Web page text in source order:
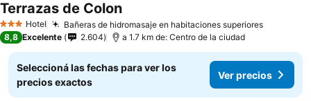
3 Estrellas
Hotel Bañeras de hidromasaje en habitaciones superioresVer
Terrazas de ColonVer precios
8,8 Excelente 2.604 a 1.7 km de: Centro de la ciudad
Seleccioná las fechas para ver los
precios exactos
Ver precios